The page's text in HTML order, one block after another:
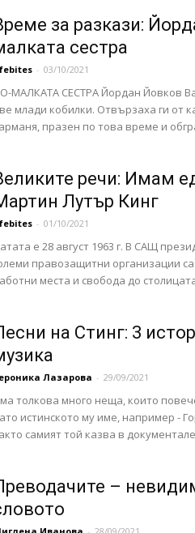
за разкази:
сестра
- 03/10/2021
МАЛКАТА СЕСТРА Йордан Йовков
млади кобилки. Отвързаха ги от
празен по това време и
речи: Имам
Лутър Кинг
- 01/10/2021
е 28 август 1963 г. В САЩ
правозащитни организации
места и свобода до
на Стинг: 3
Лазарова - 29/09/2021
толкова много неща, които
истинското му име, например -
самият той казва в
–